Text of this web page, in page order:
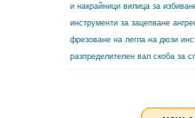
и накрайници вилица за
инструменти за зацепване
фрезоване на легла на дюзи
разпределителен вал скоба за